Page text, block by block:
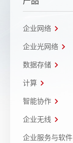
企业网络
企业光网络
数据存储
计算
智能协作
企业无线
企业服务与软件